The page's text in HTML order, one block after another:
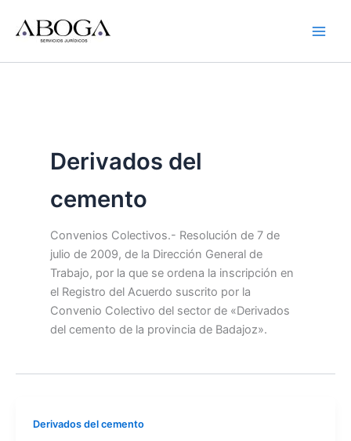
contenido
Derivados del
cemento
Convenios Colectivos.- Resolución de 7 de
julio de 2009, de la Dirección General de
Trabajo, por la que se ordena la inscripción en
el Registro del Acuerdo suscrito por la
Convenio Colectivo del sector de «Derivados
del cemento de la provincia de Badajoz».
Derivados del cemento